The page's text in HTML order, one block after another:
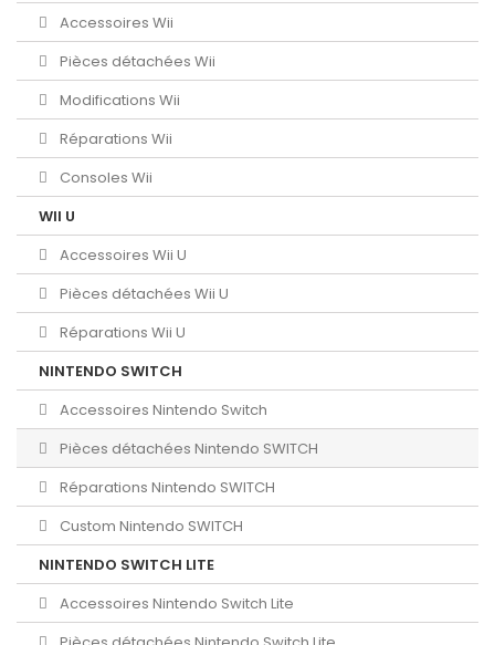
Accessoires Wii
Pièces détachées Wii
Modifications Wii
Réparations Wii
Consoles Wii
WII U
Accessoires Wii U
Pièces détachées Wii U
Réparations Wii U
NINTENDO SWITCH
Accessoires Nintendo Switch
Pièces détachées Nintendo SWITCH
Réparations Nintendo SWITCH
Custom Nintendo SWITCH
NINTENDO SWITCH LITE
Accessoires Nintendo Switch Lite